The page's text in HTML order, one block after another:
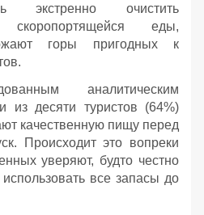
экстренно очистить
еды,
горы пригодных к
аналитическим
из десяти туристов (64%)
качественную пищу перед
Происходит это вопреки
уверяют, будто честно
все запасы до